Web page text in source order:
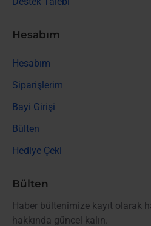
Hesabım
Hesabım
Siparişlerim
Bayi Girişi
Bülten
Hediye Çeki
Bülten
Haber bültenimize kayıt olarak
hakkında güncel kalın.